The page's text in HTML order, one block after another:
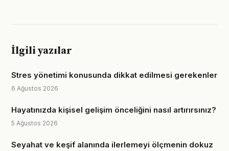
İlgili yazılar
Stres yönetimi konusunda dikkat edilmesi gerekenler
6 Ağustos 2026
Hayatınızda kişisel gelişim önceliğini nasıl artırırsınız?
5 Ağustos 2026
Seyahat ve keşif alanında ilerlemeyi ölçmenin dokuz